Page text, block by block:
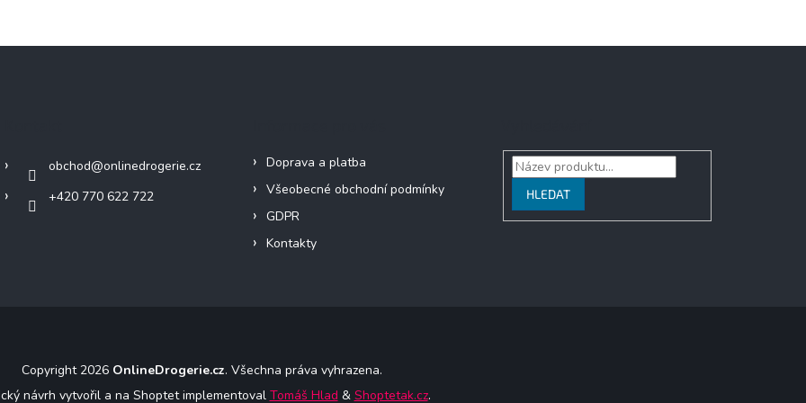
obchod@onlinedrogerie.cz
+420 770 622 722
Doprava a platba
Všeobecné obchodní podmínky
GDPR
Kontakty
HLEDAT
Copyright 2026 OnlineDrogerie.cz. Všechna práva vyhrazena.
návrh vytvořil a na Shoptet implementoval Tomáš Hlad & Shoptetak.cz.